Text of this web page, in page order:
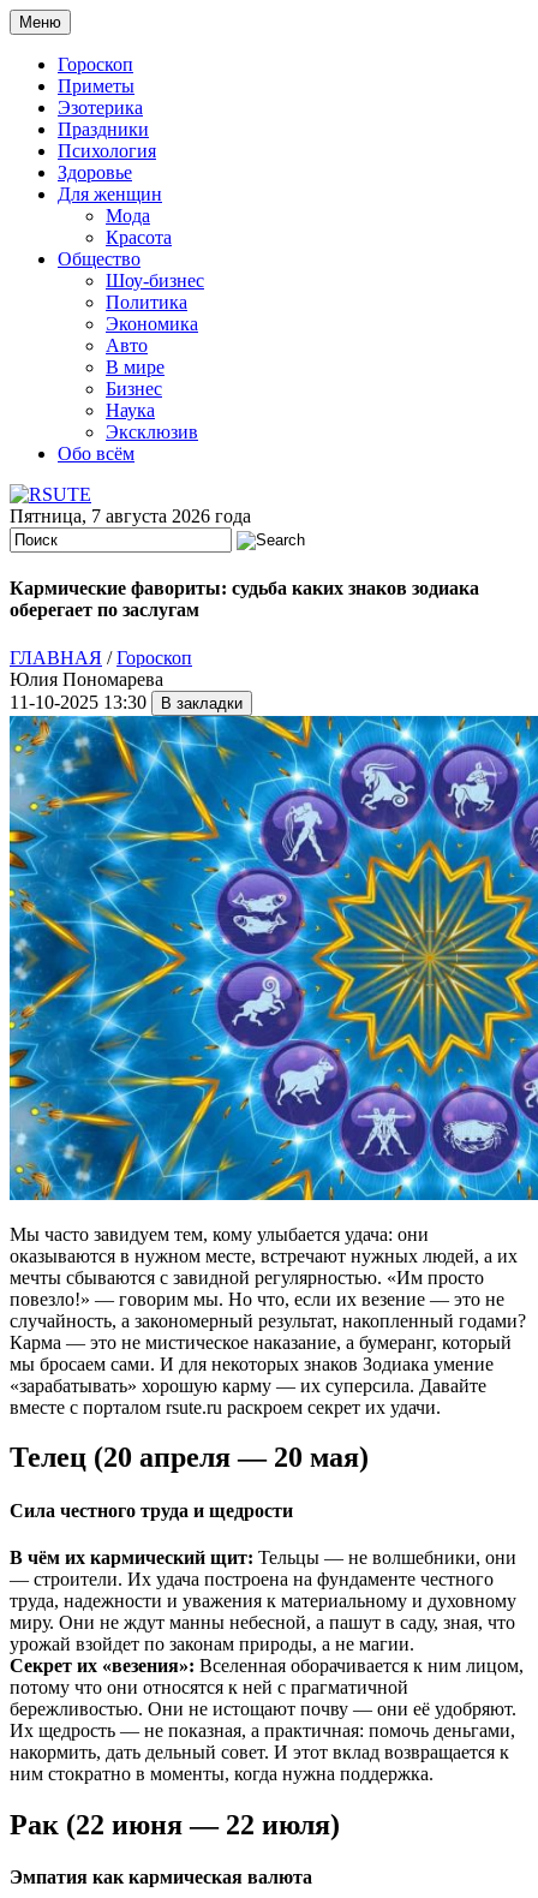
Меню
Гороскоп
Приметы
Эзотерика
Праздники
Психология
Здоровье
Для женщин
Мода
Красота
Общество
Шоу-бизнес
Политика
Экономика
Авто
В мире
Бизнес
Наука
Эксклюзив
Обо всём
Пятница, 7 августа 2026 года
Кармические фавориты: судьба каких знаков зодиака
оберегает по заслугам
ГЛАВНАЯ /Гороскоп
Юлия Пономарева
11-10-2025 13:30
Мы часто завидуем тем, кому улыбается удача: они
оказываются в нужном месте, встречают нужных людей, а их
мечты сбываются с завидной регулярностью. «Им просто
повезло!» — говорим мы. Но что, если их везение — это не
случайность, а закономерный результат, накопленный годами?
Карма — это не мистическое наказание, а бумеранг, который
мы бросаем сами. И для некоторых знаков Зодиака умение
«зарабатывать» хорошую карму — их суперсила. Давайте
вместе с порталом rsute.ru раскроем секрет их удачи.
Телец (20 апреля — 20 мая)
Сила честного труда и щедрости
В чём их кармический щит: Тельцы — не волшебники, они
— строители. Их удача построена на фундаменте честного
труда, надежности и уважения к материальному и духовному
миру. Они не ждут манны небесной, а пашут в саду, зная, что
урожай взойдет по законам природы, а не магии.
Секрет их «везения»: Вселенная оборачивается к ним лицом,
потому что они относятся к ней с прагматичной
бережливостью. Они не истощают почву — они её удобряют.
Их щедрость — не показная, а практичная: помочь деньгами,
накормить, дать дельный совет. И этот вклад возвращается к
ним стократно в моменты, когда нужна поддержка.
Рак (22 июня — 22 июля)
Эмпатия как кармическая валюта